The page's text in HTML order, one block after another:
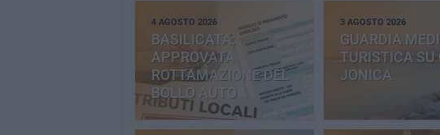
4 AGOSTO 2026
BASILICATA:
APPROVATA
ROTTAMAZIONE DEL
BOLLO AUTO
3 AGOSTO 2026
GUARDIA
TURISTICA SU
JONICA